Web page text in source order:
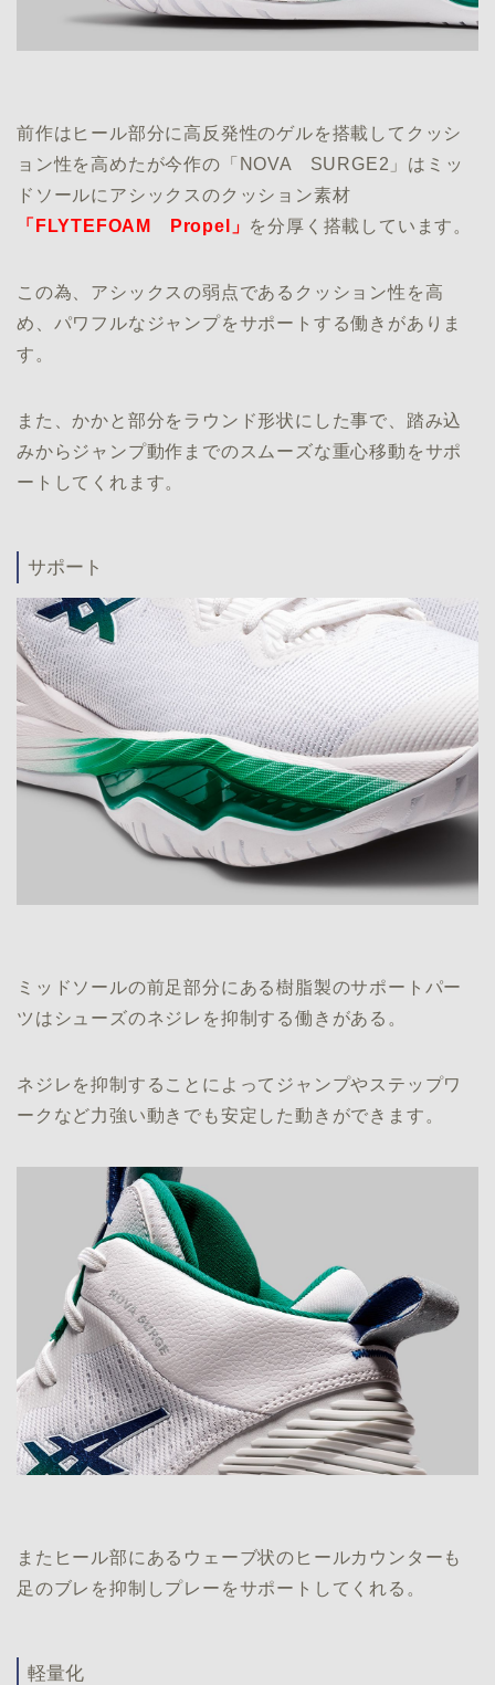
前作はヒール部分に高反発性のゲルを搭載してクッシ
ョン性を高めたが今作の「NOVA SURGE2」はミッ
ドソールにアシックスのクッション素材
「FLYTEFOAM Propel」 を分厚く搭載しています。
この為、アシックスの弱点であるクッション性を高
め、パワフルなジャンプをサポートする働きがありま
す。
また、かかと部分をラウンド形状にした事で、踏み込
みからジャンプ動作までのスムーズな重心移動をサポ
ートしてくれます。
サポート
ミッドソールの前足部分にある樹脂製のサポートパー
ツはシューズのネジレを抑制する働きがある。
ネジレを抑制することによってジャンプやステップワ
ークなど力強い動きでも安定した動きができます。
またヒール部にあるウェーブ状のヒールカウンターも
足のブレを抑制しプレーをサポートしてくれる。
軽量化